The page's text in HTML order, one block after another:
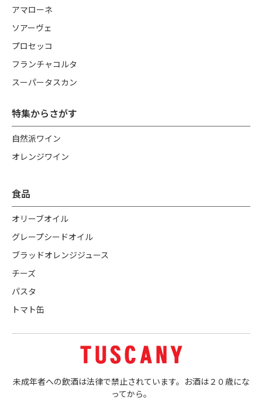
アマローネ
ソアーヴェ
プロセッコ
フランチャコルタ
スーパータスカン
特集からさがす
自然派ワイン
オレンジワイン
食品
オリーブオイル
グレープシードオイル
ブラッドオレンジジュース
チーズ
パスタ
トマト缶
未成年者への飲酒は法律で禁止されています。お酒は２０歳にな
ってから。